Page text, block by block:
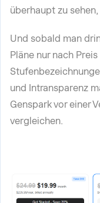
überhaupt zu
Und sobald man
Pläne nur nach
und Intransparenz
Genspark vor einer
vergleichen.